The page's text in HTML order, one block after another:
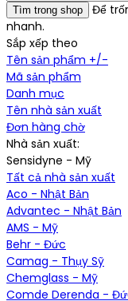
Để
nhanh.
Sắp xếp theo
Tên sản phẩm +/-
Mã sản phẩm
Danh mục
Tên nhà sản xuất
Đơn hàng chờ
Nhà sản xuất:
Sensidyne - Mỹ
Tất cả nhà sản xuất
Aco - Nhật Bản
Advantec - Nhật Bản
AMS - Mỹ
Behr - Đức
Camag - Thụy Sỹ
Chemglass - Mỹ
Comde Derenda -